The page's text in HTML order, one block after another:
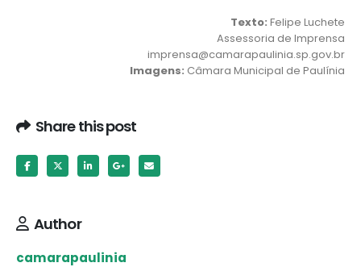
Texto: Felipe Luchete
Assessoria de Imprensa
imprensa@camarapaulinia.sp.gov.br
Imagens: Câmara Municipal de Paulínia
Share this post
Author
camarapaulinia